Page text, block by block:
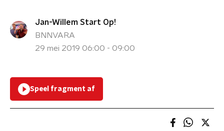
Jan-Willem Start Op!
BNNVARA
29 mei 2019 06:00 - 09:00
Speel fragment af